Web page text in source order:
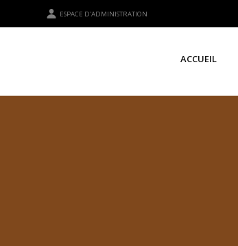
ESPACE D'ADMINISTRATION
ACCUEIL